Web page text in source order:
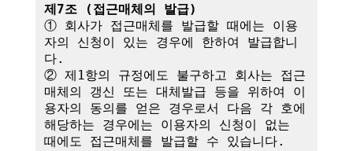
제7조 (접근매체의 발급)
① 회사가 접근매체를 발급할 때에는 이용
자의 신청이 있는 경우에 한하여 발급합니
다.
② 제1항의 규정에도 불구하고 회사는 접근
매체의 갱신 또는 대체발급 등을 위하여 이
용자의 동의를 얻은 경우로서 다음 각 호에
해당하는 경우에는 이용자의 신청이 없는
때에도 접근매체를 발급할 수 있습니다.